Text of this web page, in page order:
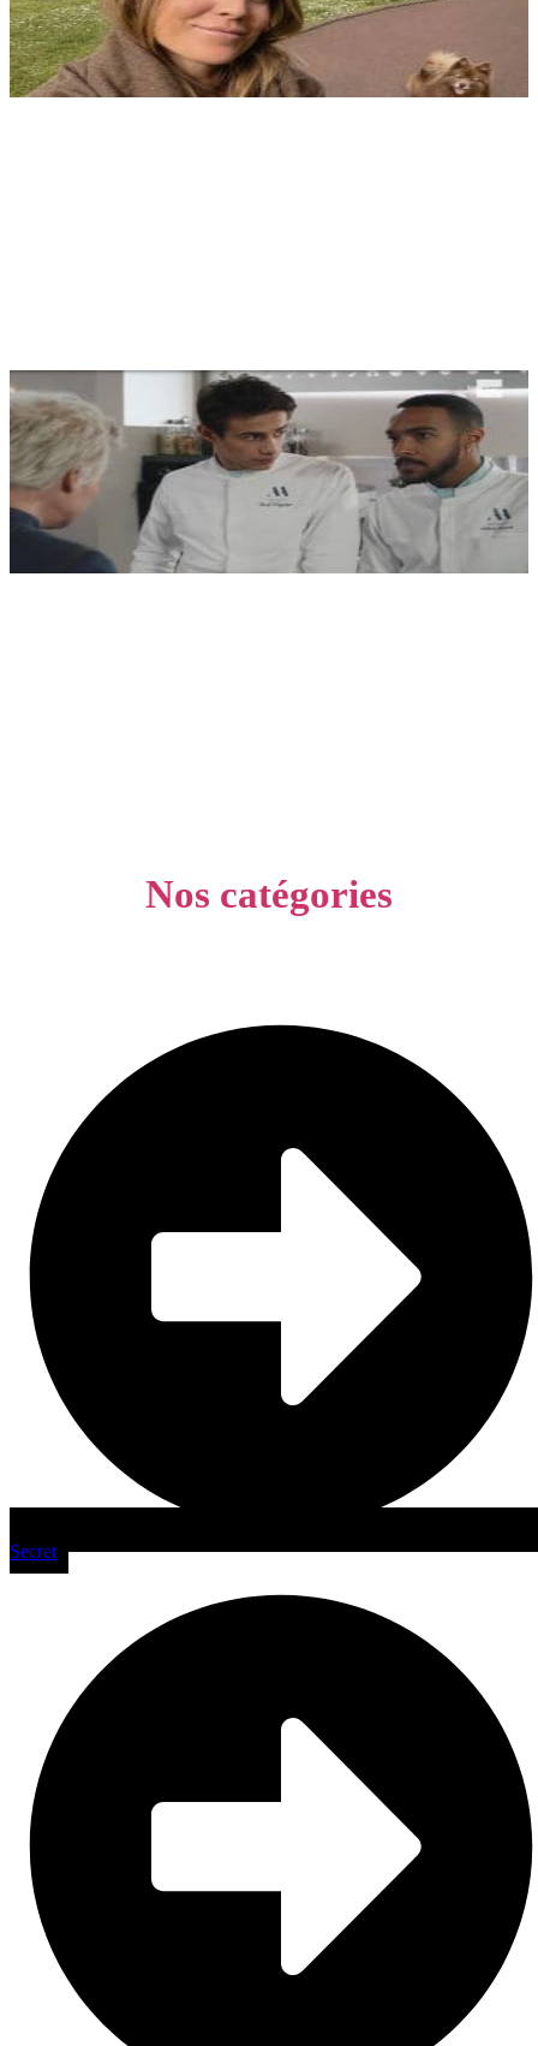
Nos catégories
Secret